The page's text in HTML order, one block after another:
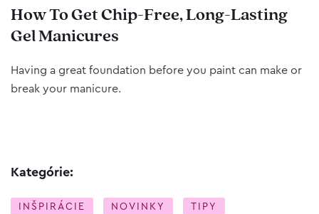
How To Get Chip-Free, Long-Lasting
Gel Manicures
Having a great foundation before you paint can make or
break your manicure.
Kategórie:
INŠPIRÁCIE NOVINKY TIPY